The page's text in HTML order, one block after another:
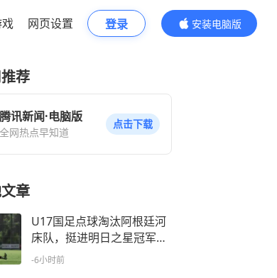
网页设置 登录
安装电脑版
内容更精彩
荐
腾讯新闻·电脑版
全网热点早知道
点击下载
章
U17国足点球淘汰阿根廷河
床队，挺进明日之星冠军杯
决赛
-6小时前